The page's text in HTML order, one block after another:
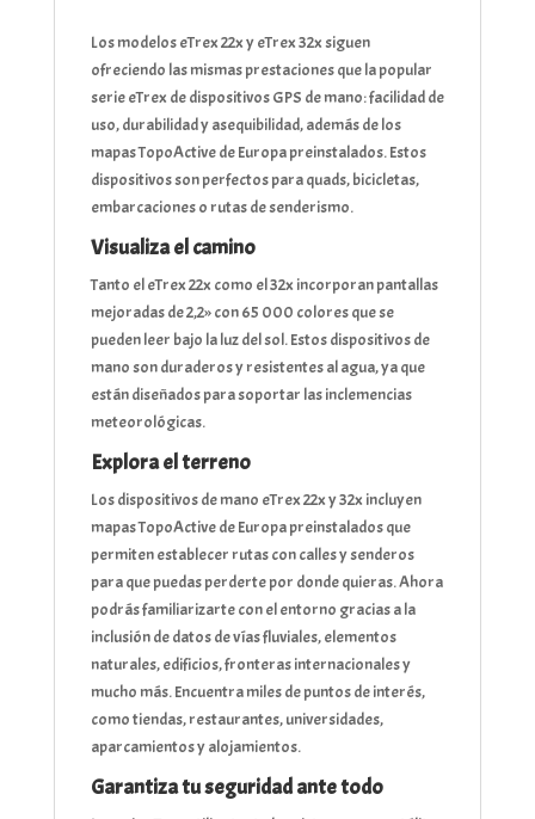
Los modelos eTrex 22x y eTrex 32x siguen
ofreciendo las mismas prestaciones que la popular
serie eTrex de dispositivos GPS de mano: facilidad de
uso, durabilidad y asequibilidad, además de los
mapas TopoActive de Europa preinstalados. Estos
dispositivos son perfectos para quads, bicicletas,
embarcaciones o rutas de senderismo.
Visualiza el camino
Tanto el eTrex 22x como el 32x incorporan pantallas
mejoradas de 2,2» con 65 000 colores que se
pueden leer bajo la luz del sol. Estos dispositivos de
mano son duraderos y resistentes al agua, ya que
están diseñados para soportar las inclemencias
meteorológicas.
Explora el terreno
Los dispositivos de mano eTrex 22x y 32x incluyen
mapas TopoActive de Europa preinstalados que
permiten establecer rutas con calles y senderos
para que puedas perderte por donde quieras. Ahora
podrás familiarizarte con el entorno gracias a la
inclusión de datos de vías fluviales, elementos
naturales, edificios, fronteras internacionales y
mucho más. Encuentra miles de puntos de interés,
como tiendas, restaurantes, universidades,
aparcamientos y alojamientos.
Garantiza tu seguridad ante todo